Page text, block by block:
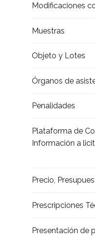
Modificaciones
Muestras
Objeto y Lotes
Órganos de
Penalidades
Plataforma de
Información a
Precio,
Prescripciones
Presentación de